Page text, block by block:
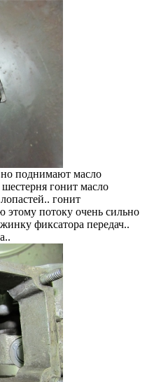
поднимают масло
гонит масло
гонит
потоку очень сильно
фиксатора передач..